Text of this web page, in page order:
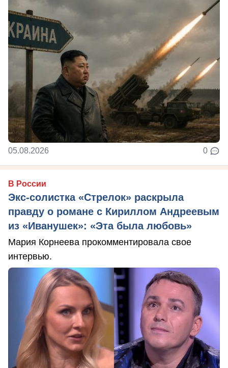
05.08.2026 0
В России
Экс-солистка «Стрелок» раскрыла
правду о романе с Кириллом Андреевым
из «Иванушек»: «Эта была любовь»
Мария Корнеева прокомментировала свое
интервью.